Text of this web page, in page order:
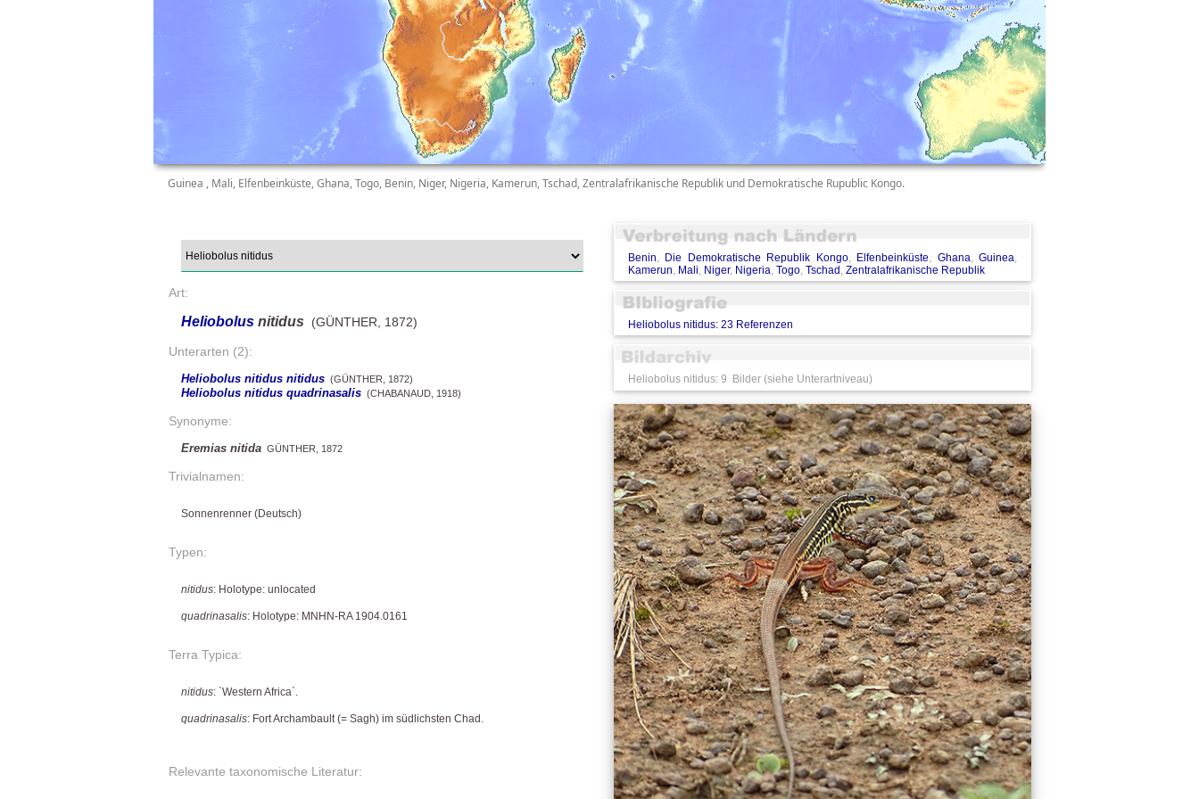
Guinea , Mali, Elfenbeinküste, Ghana, Togo, Benin, Niger, Nigeria, Kamerun, Tschad, Zentralafrikanische Republik und Demokratische Rupublic Kongo.
Art:
Heliobolus nitidus (GÜNTHER, 1872)
Unterarten (2):
Heliobolus nitidus nitidus (GÜNTHER, 1872)
Heliobolus nitidus quadrinasalis (CHABANAUD, 1918)
Synonyme:
Eremias nitida GÜNTHER, 1872
Trivialnamen:
Sonnenrenner (Deutsch)
Typen:
nitidus: Holotype: unlocated
quadrinasalis: Holotype: MNHN-RA 1904.0161
Terra Typica:
nitidus: `Western Africa`.
quadrinasalis: Fort Archambault (= Sagh) im südlichsten Chad.
Relevante taxonomische Literatur:
Benin, Die Demokratische Republik Kongo, Elfenbeinküste, Ghana,Guinea,
Kamerun, Mali, Niger, Nigeria, Togo, Tschad , Zentralafrikanische Republik
Heliobolus nitidus: 23 Referenzen
Heliobolus nitidus: 9 Bilder (siehe Unterartniveau)